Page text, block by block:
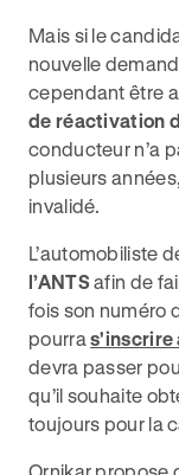
Mais si le
nouvelle
cependant être
de réactivation
conducteur n’a
plusieurs
invalidé.
L’automobiliste
l’ANTS afin de
fois son numéro
pourras'inscrire
devra passer
qu’il souhaite
toujours pour la